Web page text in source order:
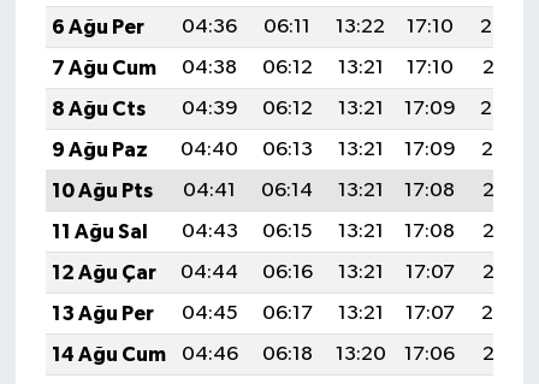
6 Ağu Per
04:36 06:11 13:22 17:10
20:22
7 Ağu Cum
04:38 06:12 13:21 17:10
20:21
8 Ağu Cts
04:39 06:12 13:21 17:09
20:20
9 Ağu Paz
04:40 06:13 13:21 17:09
20:19
10 Ağu Pts
04:41 06:14 13:21 17:08
20:18
11 Ağu Sal
04:43 06:15 13:21 17:08
20:17
12 Ağu Çar
04:44 06:16 13:21 17:07
20:16
13 Ağu Per
04:45 06:17 13:21 17:07
20:14
14 Ağu Cum
04:46 06:18 13:20 17:06
20:13